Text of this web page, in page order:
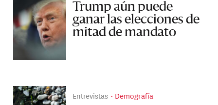
Trump aún puede
ganar las elecciones de
mitad de mandato
Entrevistas Demografía